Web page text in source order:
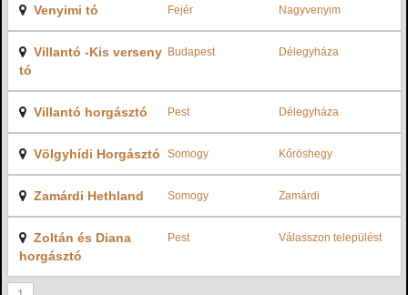
Venyimi tó Fejér Nagyvenyim
Villantó -Kis verseny
tó
Budapest Délegyháza
Villantó horgásztó Pest Délegyháza
Völgyhídi Horgásztó Somogy Kőröshegy
Zamárdi Hethland Somogy Zamárdi
Zoltán és Diana
horgásztó
Pest Válasszon települést